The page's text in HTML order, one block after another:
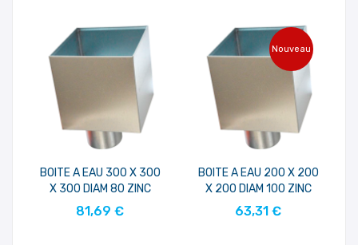
BOITE A EAU 300 X 300
X 300 DIAM 80 ZINC
81,69 €
Nouveau
BOITE A EAU 200 X 200
X 200 DIAM 100 ZINC
63,31 €